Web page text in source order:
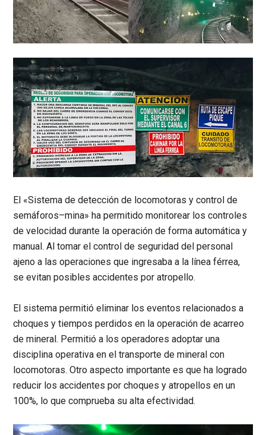
El «Sistema de detección de locomotoras y control de
semáforos–mina» ha permitido monitorear los controles
de velocidad durante la operación de forma automática y
manual. Al tomar el control de seguridad del personal
ajeno a las operaciones que ingresaba a la línea férrea,
se evitan posibles accidentes por atropello.
El sistema permitió eliminar los eventos relacionados a
choques y tiempos perdidos en la operación de acarreo
de mineral. Permitió a los operadores adoptar una
disciplina operativa en el transporte de mineral con
locomotoras. Otro aspecto importante es que ha logrado
reducir los accidentes por choques y atropellos en un
100%, lo que comprueba su alta efectividad.